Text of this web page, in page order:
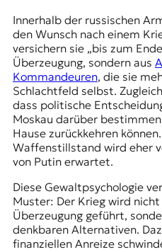
Innerhalb der russischen
den Wunsch nach einem
versichern sie „bis zum
Überzeugung, sondern aus
Kommandeuren, die sie
Schlachtfeld selbst.
dass politische
Moskau darüber
Hause zurückkehren
Waffenstillstand wird eher
von Putin erwartet.
Diese Gewaltpsychologie
Muster: Der Krieg wird
Überzeugung geführt,
denkbaren Alternativen.
finanziellen Anreize